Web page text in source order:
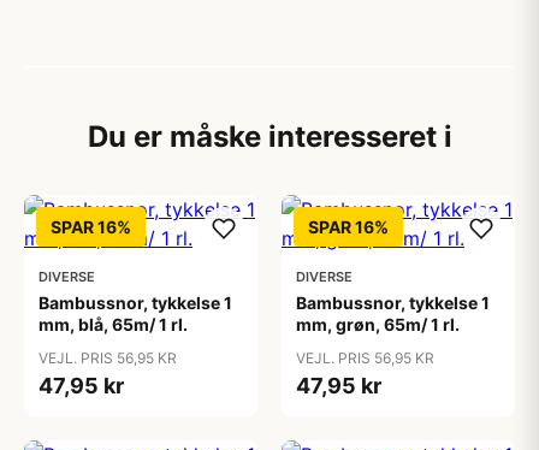
Du er måske interesseret i
SPAR 16%
DIVERSE
Bambussnor, tykkelse 1
mm, blå, 65m/ 1 rl.
VEJL. PRIS 56,95 KR
47,95 kr
SPAR 16%
DIVERSE
Bambussnor, tykkelse 1
mm, grøn, 65m/ 1 rl.
VEJL. PRIS 56,95 KR
47,95 kr